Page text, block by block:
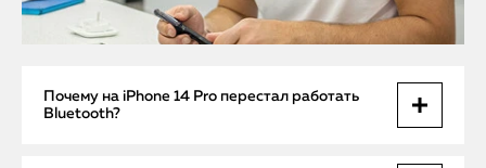
Почему на iPhone 14 Pro перестал работать
Bluetooth?